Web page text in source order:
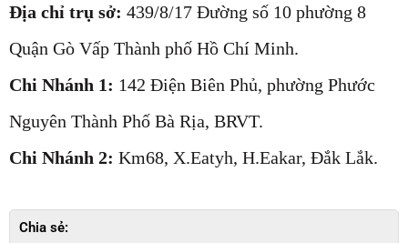
Địa chỉ trụ sở: 439/8/17 Đường số 10 phường 8
Quận Gò Vấp Thành phố Hồ Chí Minh.
Chi Nhánh 1: 142 Điện Biên Phủ, phường Phước
Nguyên Thành Phố Bà Rịa, BRVT.
Chi Nhánh 2: Km68, X.Eatyh, H.Eakar, Đắk Lắk.
Chia sẻ: